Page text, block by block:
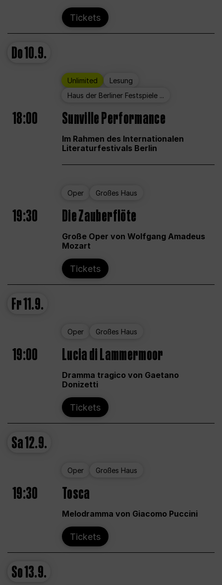
Tickets
Do10.9.
Unlimited
Lesung
Haus der Berliner Festspiele ...
18:00 Sunville Performance
Im Rahmen des Internationalen
Literaturfestivals Berlin
Oper Großes Haus
19:30 Die Zauberflöte
Große Oper von Wolfgang Amadeus
Mozart
Tickets
Fr11.9.
Oper Großes Haus
19:00 Lucia di Lammermoor
Dramma tragico von Gaetano
Donizetti
Tickets
Sa12.9.
Oper Großes Haus
19:30 Tosca
Melodramma von Giacomo Puccini
Tickets
So13.9.